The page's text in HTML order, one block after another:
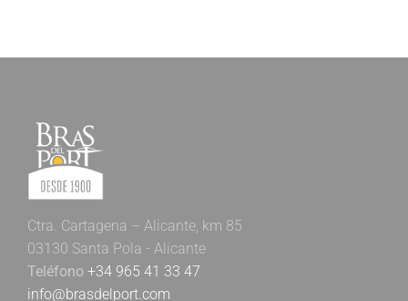
Ctra. Cartagena – Alicante, km 85
03130 Santa Pola - Alicante
Teléfono +34 965 41 33 47
info@brasdelport.com